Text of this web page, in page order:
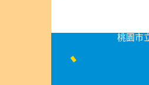
桃園市